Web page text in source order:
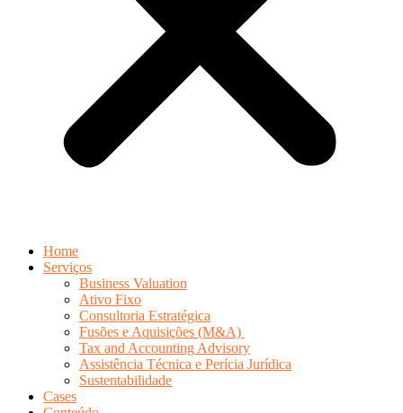
Home
Serviços
Business Valuation
Ativo Fixo
Consultoria Estratégica
Fusões e Aquisições (M&A)
Tax and Accounting Advisory
Assistência Técnica e Perícia Jurídica
Sustentabilidade
Cases